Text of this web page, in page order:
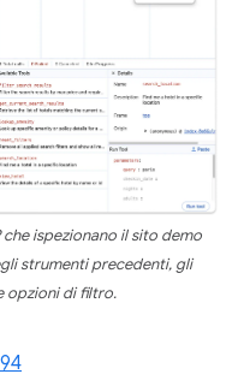
ispezionano il sito demo
strumenti precedenti, gli
opzioni di filtro.